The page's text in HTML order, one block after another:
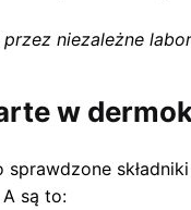
niezależne
w
są to: